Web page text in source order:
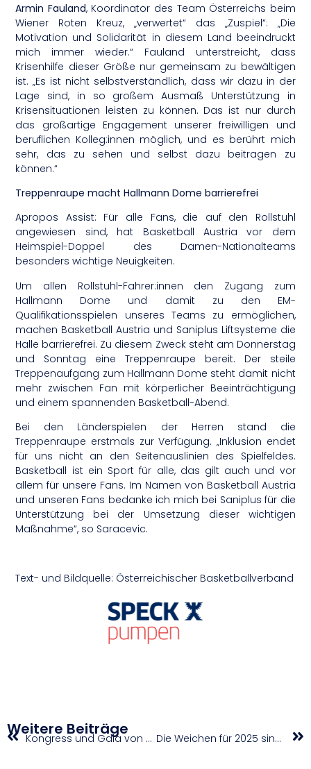
Armin Fauland, Koordinator des Team Österreichs beim
Wiener Roten Kreuz, „verwertet“ das „Zuspiel“: „Die
Motivation und Solidarität in diesem Land beeindruckt
mich immer wieder.“ Fauland unterstreicht, dass
Krisenhilfe dieser Größe nur gemeinsam zu bewältigen
ist. „Es ist nicht selbstverständlich, dass wir dazu in der
Lage sind, in so großem Ausmaß Unterstützung in
Krisensituationen leisten zu können. Das ist nur durch
das großartige Engagement unserer freiwilligen und
beruflichen Kolleg:innen möglich, und es berührt mich
sehr, das zu sehen und selbst dazu beitragen zu
können.“
Treppenraupe macht Hallmann Dome barrierefrei
Apropos Assist: Für alle Fans, die auf den Rollstuhl
angewiesen sind, hat Basketball Austria vor dem
Heimspiel-Doppel des Damen-Nationalteams
besonders wichtige Neuigkeiten.
Um allen Rollstuhl-Fahrer:innen den Zugang zum
Hallmann Dome und damit zu den EM-
Qualifikationsspielen unseres Teams zu ermöglichen,
machen Basketball Austria und Saniplus Liftsysteme die
Halle barrierefrei. Zu diesem Zweck steht am Donnerstag
und Sonntag eine Treppenraupe bereit. Der steile
Treppenaufgang zum Hallmann Dome steht damit nicht
mehr zwischen Fan mit körperlicher Beeinträchtigung
und einem spannenden Basketball-Abend.
Bei den Länderspielen der Herren stand die
Treppenraupe erstmals zur Verfügung. „Inklusion endet
für uns nicht an den Seitenauslinien des Spielfeldes.
Basketball ist ein Sport für alle, das gilt auch und vor
allem für unsere Fans. Im Namen von Basketball Austria
und unseren Fans bedanke ich mich bei Saniplus für die
Unterstützung bei der Umsetzung dieser wichtigen
Maßnahme“, so Saracevic.
Text- und Bildquelle: Österreichischer Basketballverband
Weitere Beiträge Kongress und Gala von Balkan Athletics in Sofia Die Weichen für 2025 sind gestellt